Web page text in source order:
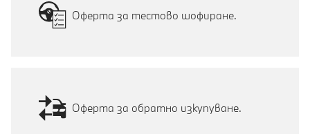
Оферта за тестово шофиране.
Оферта за обратно изкупуване.